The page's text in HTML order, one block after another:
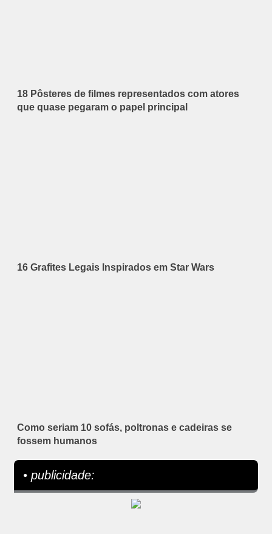
18 Pôsteres de filmes representados com atores
que quase pegaram o papel principal
16 Grafites Legais Inspirados em Star Wars
Como seriam 10 sofás, poltronas e cadeiras se
fossem humanos
• publicidade: